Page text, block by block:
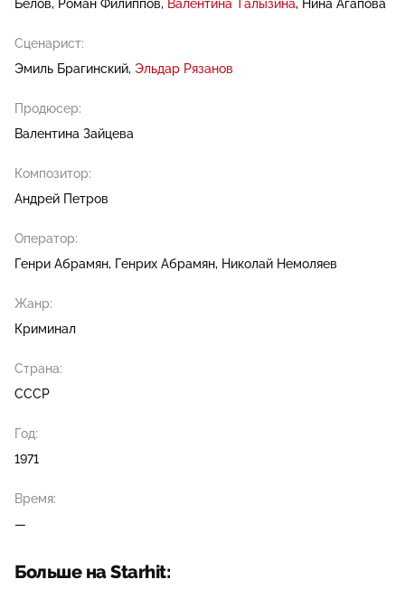
Белов
Роман Филиппов Валентина Талызина Нина Агапова
Сценарист:
Эмиль Брагинский Эльдар Рязанов
Продюсер:
Валентина Зайцева
Композитор:
Андрей Петров
Оператор:
Генри Абрамян Генрих Абрамян Николай Немоляев
Жанр:
Криминал
Страна:
СССР
Год:
1971
Время:
—
Больше на Starhit: